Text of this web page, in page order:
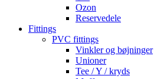
Ozon
Reservedele
Fittings
PVC fittings
Vinkler og bøjninger
Unioner
Tee / Y / kryds